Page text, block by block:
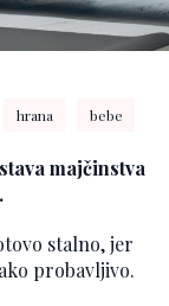
hrana bebe
majčinstva
stalno, jer
probavljivo.